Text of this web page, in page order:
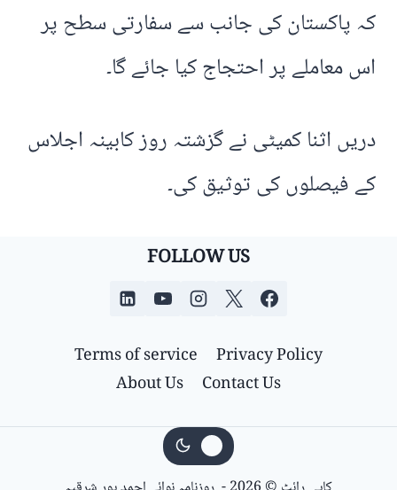
کہ پاکستان کی جانب سے سفارتی سطح پر
اس معاملے پر احتجاج کیا جائے گا۔
دریں اثنا کمیٹی نے گزشتہ روز کابینہ اجلاس
کے فیصلوں کی توثیق کی۔
FOLLOW US
Privacy Policy
Terms of service
Contact Us
About Us